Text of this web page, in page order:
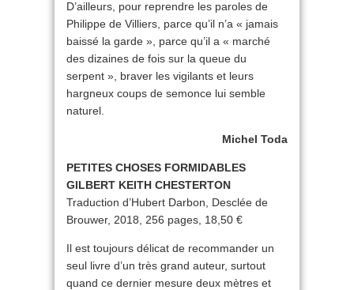
D’ailleurs, pour reprendre les paroles de
Philippe de Villiers, parce qu’il n’a « jamais
baissé la garde », parce qu’il a « marché
des dizaines de fois sur la queue du
serpent », braver les vigilants et leurs
hargneux coups de semonce lui semble
naturel.
Michel Toda
PETITES CHOSES FORMIDABLES
GILBERT KEITH CHESTERTON
Traduction d’Hubert Darbon, Desclée de
Brouwer, 2018, 256 pages, 18,50 €
Il est toujours délicat de recommander un
seul livre d’un très grand auteur, surtout
quand ce dernier mesure deux mètres et